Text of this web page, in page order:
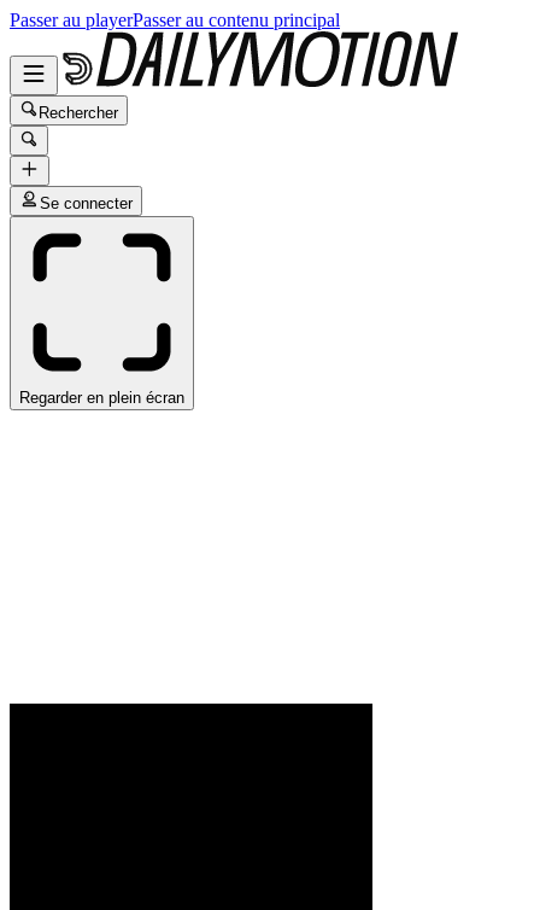
Passer au playerPasser au contenu principal
Rechercher
Se connecter
Regarder en plein écran